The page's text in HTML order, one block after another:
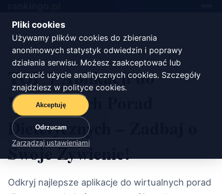
Pliki cookies
Używamy plików cookies do zbierania
anonimowych statystyk odwiedzin i poprawy
działania serwisu. Możesz zaakceptować lub
odrzucić użycie analitycznych cookies. Szczegóły
znajdziesz w polityce cookies.
Akceptuję
Odrzucam
Zarządzaj ustawieniami
Start/żywienie
TOP 7 Aplikacji do
Wirtualnych Porad
Dietetycznych – Zadbaj o
Swoje Żywienie!
Odkryj najlepsze aplikacje do wirtualnych porad